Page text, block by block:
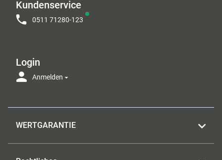
Kundenservice
0511 71280-123
Login
Anmelden
WERTGARANTIE